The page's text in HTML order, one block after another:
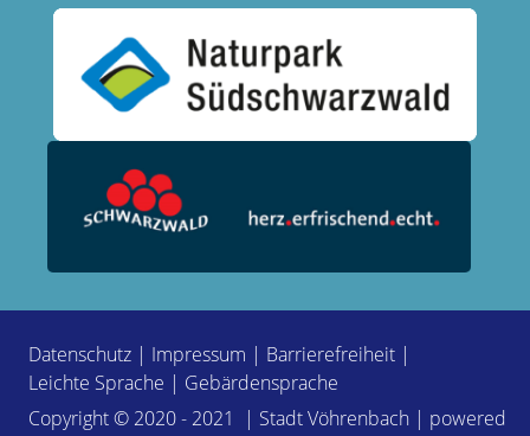
Datenschutz | Impressum | Barrierefreiheit |
Leichte Sprache | Gebärdensprache
Copyright © 2020 - 2021 | Stadt Vöhrenbach | powered